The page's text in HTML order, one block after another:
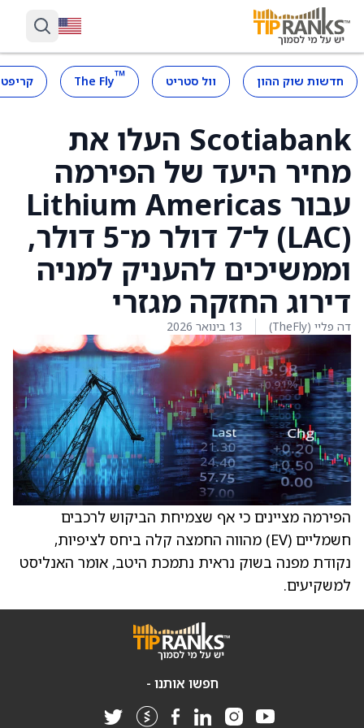
חדשות שוק ההון וול סטריט ™
The Fly
Scotiabank העלו את
מחיר היעד של הפירמה
עבור Lithium Americas
(LAC) ל־7 דולר מ־5 דולר,
וממשיכים להעניק למניה
דירוג החזקה מגזרי
דה פליי (TheFly) 13 בינואר 2026
הפירמה מציינים כי אף שצמיחת הביקוש לרכבים
חשמליים (EV) מהווה החמצה קלה ביחס לציפיות,
נקודת מפנה בשוק נראית נתמכת היטב, אומר האנליסט
למשקיעים.
חפשו אותנו -